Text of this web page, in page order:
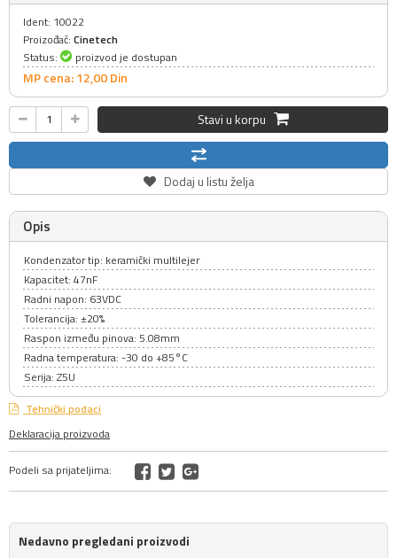
Ident: 10022
Proizođač: Cinetech
Status:
proizvod je dostupan
MP cena: 12,00Din
Stavi u korpu
Dodaj u listu želja
Opis
Kondenzator tip: keramički multilejer
Kapacitet: 47nF
Radni napon: 63VDC
Tolerancija: ±20%
Raspon između pinova: 5.08mm
Radna temperatura: -30 do +85°C
Serija: Z5U
Tehnički podaci
Deklaracija proizvoda
Podeli sa prijateljima:
Nedavno pregledani proizvodi